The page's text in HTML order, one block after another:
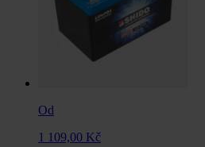
Od
1 109,00 Kč